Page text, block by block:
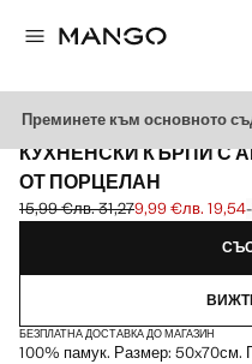
Преминете към основното
КОМПЛЕКТ ОТ 2
КУХНЕНСКИ КЪРПИ С
ОТ ПОРЦЕЛАН
Задраскана първоначална
15,99 €лв. 31,27
Текуща цена [9,99 € лв. 19,54]
9,99 €лв. 19,54
Изберете цвят
БЕЗПЛАТНА ДОСТАВКА ДО МАГАЗИН
100% памук. Размер: 50x70см.